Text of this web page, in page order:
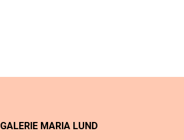
GALERIE MARIA LUND